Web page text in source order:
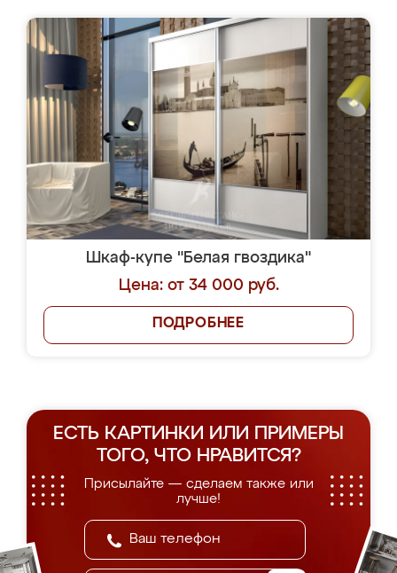
Шкаф-купе "Белая гвоздика"
Цена: от 34 000 руб.
ПОДРОБНЕЕ
ЕСТЬ КАРТИНКИ ИЛИ ПРИМЕРЫ
ТОГО, ЧТО НРАВИТСЯ?
Присылайте — сделаем также или
лучше!